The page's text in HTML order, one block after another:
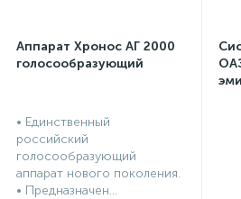
Аппарат Хронос АГ 2000
голосообразующий
• Единственный
российский
голосообразующий
аппарат нового поколения.
• Предназначен...